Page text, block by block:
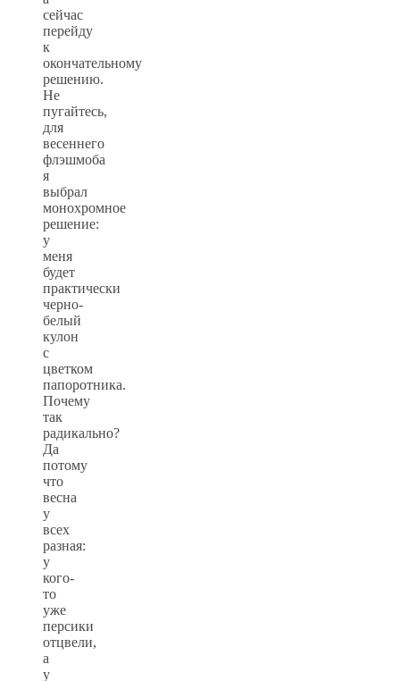
сейчас
перейду
к
окончательному
решению.
Не
пугайтесь,
для
весеннего
флэшмоба
я
выбрал
монохромное
решение:
у
меня
будет
практически
черно-
белый
кулон
с
цветком
папоротника.
Почему
так
радикально?
Да
потому
что
весна
у
всех
разная:
у
кого-
то
уже
персики
отцвели,
а
у